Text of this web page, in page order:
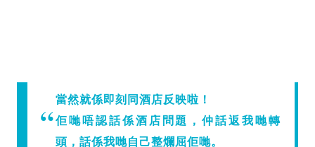
當然就係即刻同酒店反映啦！
佢哋唔認話係酒店問題，仲話返我哋轉
頭，話係我哋自己整爛屈佢哋。